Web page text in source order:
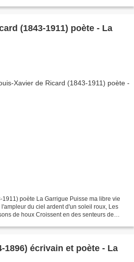
(1843-1911) poète - La
poète La Garrigue Puisse ma libre vie
du ciel ardent d'un soleil roux, Les
de houx Croissent en des senteurs de
1896) écrivain et poète - La